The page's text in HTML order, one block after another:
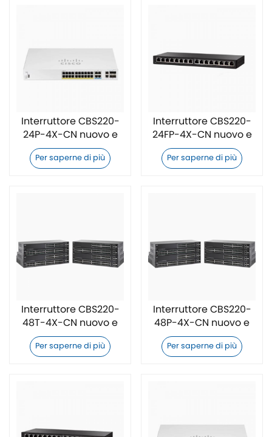
Interruttore CBS220-
24P-4X-CN nuovo e
originale
Per saperne di più
Interruttore CBS220-
24FP-4X-CN nuovo e
originale
Per saperne di più
Interruttore CBS220-
48T-4X-CN nuovo e
originale
Per saperne di più
Interruttore CBS220-
48P-4X-CN nuovo e
originale
Per saperne di più